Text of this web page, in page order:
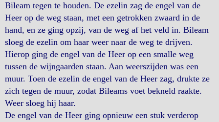
Bileam tegen te houden. De ezelin zag de engel van de
Heer op de weg staan, met een getrokken zwaard in de
hand, en ze ging opzij, van de weg af het veld in. Bileam
sloeg de ezelin om haar weer naar de weg te drijven.
Hierop ging de engel van de Heer op een smalle weg
tussen de wijngaarden staan. Aan weerszijden was een
muur. Toen de ezelin de engel van de Heer zag, drukte ze
zich tegen de muur, zodat Bileams voet bekneld raakte.
Weer sloeg hij haar.
De engel van de Heer ging opnieuw een stuk verderop